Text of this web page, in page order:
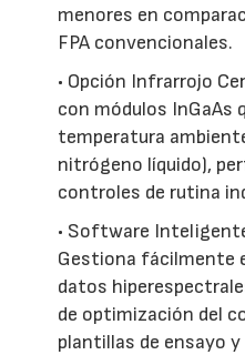
menores en
FPA convencionales.
• Opción Infrarrojo
con módulos InGaAs
temperatura
nitrógeno líquido),
controles de rutina
• Software
Gestiona fácilmente
datos
de optimización del
plantillas de ensayo